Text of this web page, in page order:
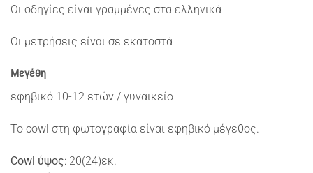
Οι οδηγίες είναι γραμμένες στα ελληνικά
Οι μετρήσεις είναι σε εκατοστά
Μεγέθη
εφηβικό 10-12 ετών / γυναικείο
Το cowl στη φωτογραφία είναι εφηβικό μέγεθος.
Cowl ύψος: 20(24)εκ.